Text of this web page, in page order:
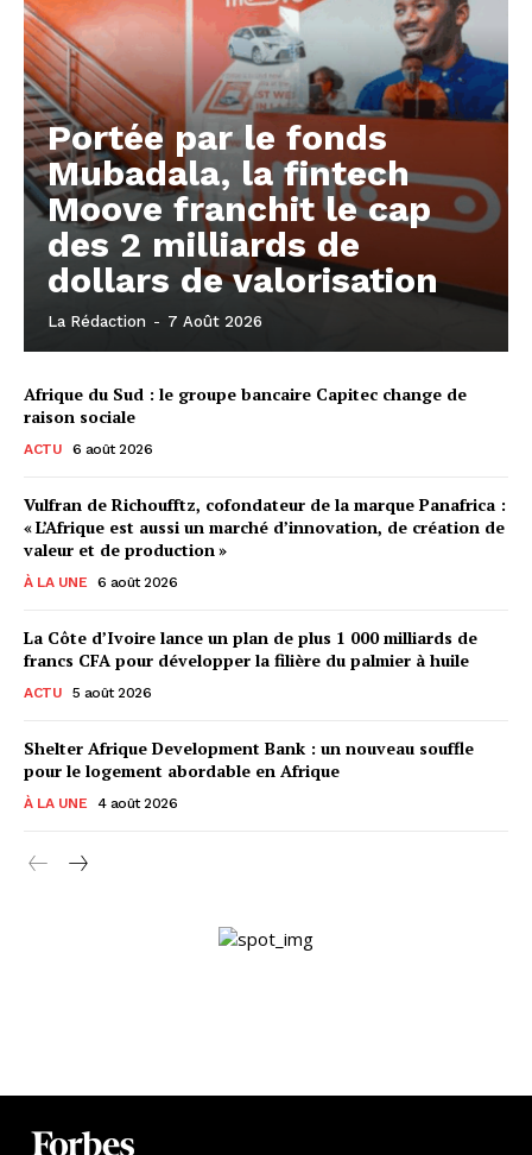
Portée par le fonds
Mubadala, la fintech
Moove franchit le cap
des 2 milliards de
dollars de valorisation
La Rédaction - 7 Août 2026
Afrique du Sud : le groupe bancaire Capitec change de
raison sociale
ACTU 6 août 2026
Vulfran de Richoufftz, cofondateur de la marque Panafrica :
« L’Afrique est aussi un marché d’innovation, de création de
valeur et de production »
À LA UNE 6 août 2026
La Côte d’Ivoire lance un plan de plus 1 000 milliards de
francs CFA pour développer la filière du palmier à huile
ACTU 5 août 2026
Shelter Afrique Development Bank : un nouveau souffle
pour le logement abordable en Afrique
À LA UNE 4 août 2026